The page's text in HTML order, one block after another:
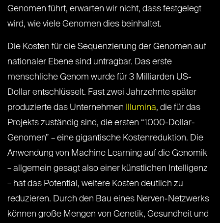
Genomen führt, erwarten wir nicht, dass festgelegt
wird, wie viele Genomen dies beinhaltet.
Die Kosten für die Sequenzierung der Genomen auf
nationaler Ebene sind untragbar. Das erste
menschliche Genom wurde für 3 Milliarden US-
Dollar entschlüsselt. Fast zwei Jahrzehnte später
produzierte das Unternehmen
Illumina, die für das
Projekts zuständig sind, die ersten “1000-Dollar-
Genomen” – eine gigantische Kostenreduktion. Die
Anwendung von Machine Learning auf die Genomik
– allgemein gesagt also einer künstlichen Intelligenz
– hat das Potential, weitere Kosten deutlich zu
reduzieren. Durch den Bau eines Nerven-Netzwerks
können große Mengen von Genetik, Gesundheit und